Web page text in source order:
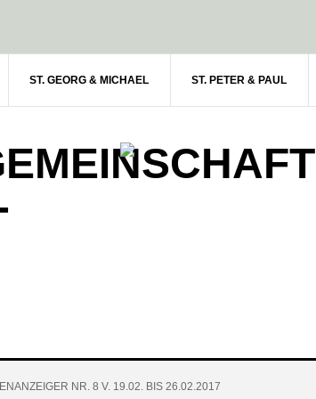
ST. GEORG & MICHAEL ST. PETER & PAUL
NR. 8 V. 19.02. BIS 26.02.2017